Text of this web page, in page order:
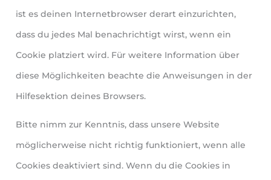
ist es deinen Internetbrowser derart einzurichten,
dass du jedes Mal benachrichtigt wirst, wenn ein
Cookie platziert wird. Für weitere Information über
diese Möglichkeiten beachte die Anweisungen in der
Hilfesektion deines Browsers.
Bitte nimm zur Kenntnis, dass unsere Website
möglicherweise nicht richtig funktioniert, wenn alle
Cookies deaktiviert sind. Wenn du die Cookies in